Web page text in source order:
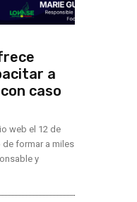
a
caso
web el 12 de
formar a miles
y